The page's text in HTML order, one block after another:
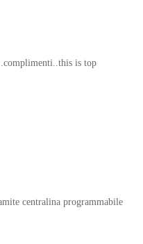
is top
centralina programmabile